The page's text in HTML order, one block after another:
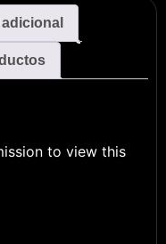
to view this